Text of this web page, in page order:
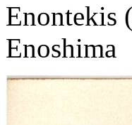
Enontekis
Enoshima